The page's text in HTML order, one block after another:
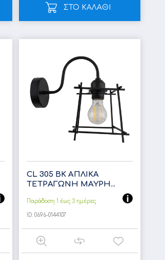
ΣΤΟ ΚΑΛΑΘΙ
CL 305 BK ΑΠΛΙΚΑ
ΤΕΤΡΑΓΩΝΗ ΜΑΥΡΗ...
Παράδοση 1 έως 3 ημέρες
ID:0696-0144107